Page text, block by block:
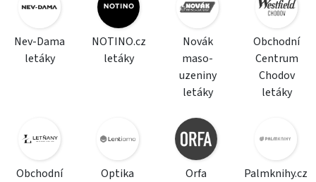
Nev-Dama
letáky
NOTINO.cz
letáky
Novák
maso-
uzeniny
letáky
Obchodní
Centrum
Chodov
letáky
Obchodní
Optika
Orfa
Palmknihy.cz